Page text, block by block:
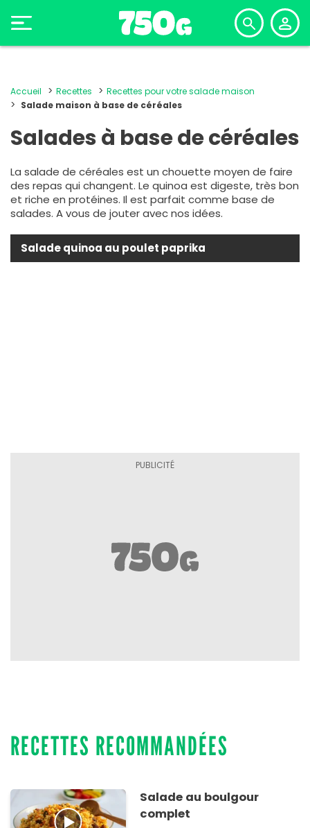
Accueil Recettes
Recettes pour votre salade maison
Salade maison à base de céréales
Salades à base de céréales
La salade de céréales est un chouette moyen de faire
des repas qui changent. Le quinoa est digeste, très bon
et riche en protéines. Il est parfait comme base de
salades. A vous de jouter avec nos idées.
Salade quinoa au poulet paprika
RECETTES RECOMMANDÉES
Salade au boulgour
complet